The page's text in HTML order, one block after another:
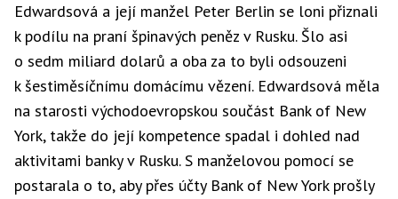
Edwardsová a její manžel Peter Berlin se loni přiznali
k podílu na praní špinavých peněz v Rusku. Šlo asi
o sedm miliard dolarů a oba za to byli odsouzeni
k šestiměsíčnímu domácímu vězení. Edwardsová měla
na starosti východoevropskou součást Bank of New
York, takže do její kompetence spadal i dohled nad
aktivitami banky v Rusku. S manželovou pomocí se
postarala o to, aby přes účty Bank of New York prošly